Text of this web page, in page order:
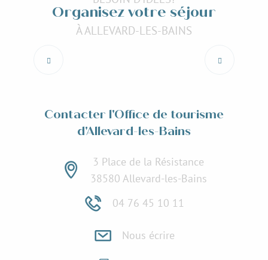
Organisez votre séjour
À ALLEVARD-LES-BAINS
Contacter l'Office de tourisme
d'Allevard-les-Bains
3 Place de la Résistance
38580 Allevard-les-Bains
04 76 45 10 11
Nous écrire